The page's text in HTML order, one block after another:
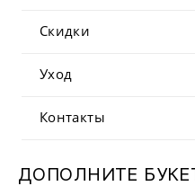
Скидки
Уход
Контакты
ДОПОЛНИТЕ